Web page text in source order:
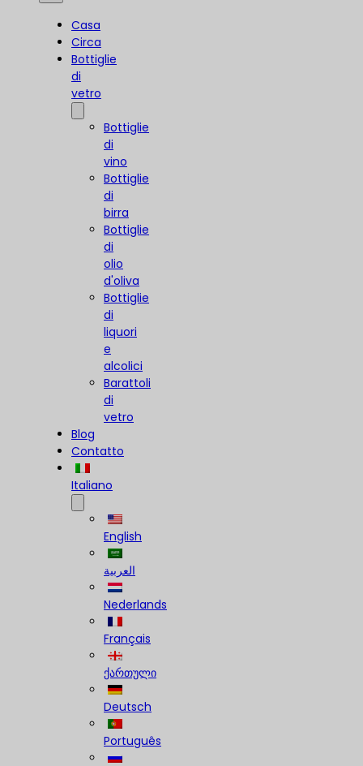
Casa
Circa
Bottiglie
di
vetro
Bottiglie
di
vino
Bottiglie
di
birra
Bottiglie
di
olio
d'oliva
Bottiglie
di
liquori
e
alcolici
Barattoli
di
vetro
Blog
Contatto
Italiano
English
العربية
Nederlands
Français
ქართული
Deutsch
Português